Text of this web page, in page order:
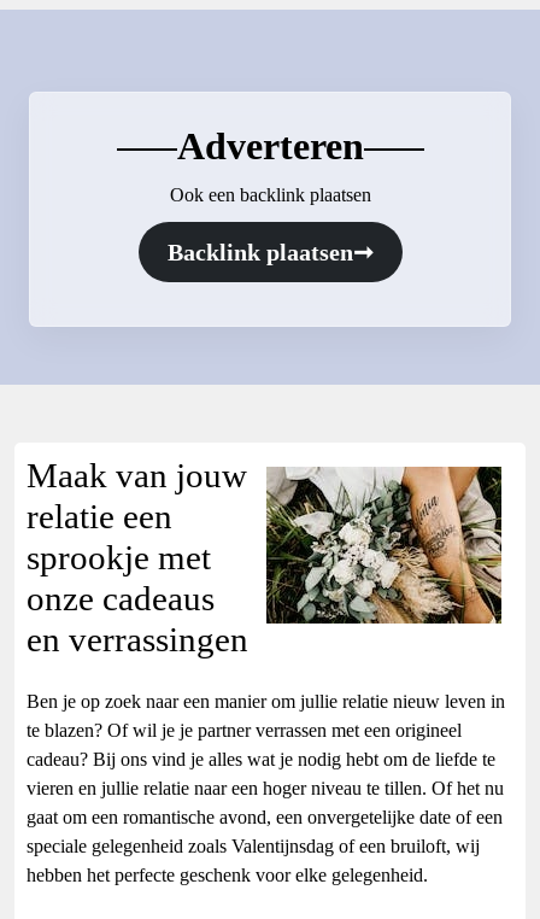
Adverteren
Ook een backlink plaatsen
Backlink plaatsen➞
Maak van jouw
relatie een
sprookje met
onze cadeaus
en verrassingen
Ben je op zoek naar een manier om jullie relatie nieuw leven in
te blazen? Of wil je je partner verrassen met een origineel
cadeau? Bij ons vind je alles wat je nodig hebt om de liefde te
vieren en jullie relatie naar een hoger niveau te tillen. Of het nu
gaat om een romantische avond, een onvergetelijke date of een
speciale gelegenheid zoals Valentijnsdag of een bruiloft, wij
hebben het perfecte geschenk voor elke gelegenheid.